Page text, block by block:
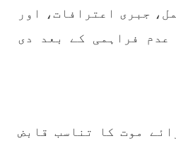
کہ سخی بخش (سخی ساوڑ ) بلوچ کو گزشتہ روز 6 بجے
جبری اعترافات، اور
عدم فراہمی کے بعد دی
موت کا تناسب قابض